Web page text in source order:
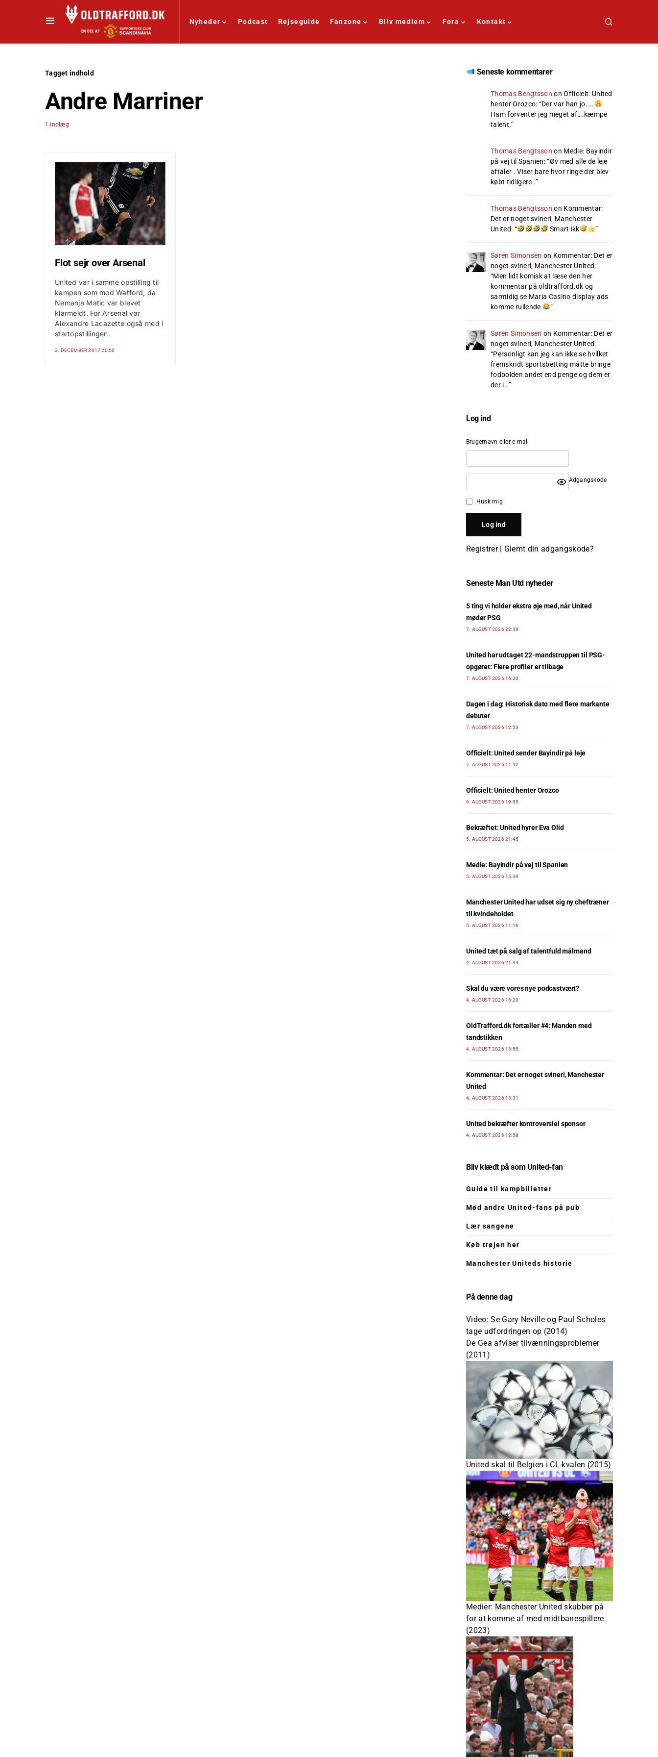
Nyheder Podcast Rejseguide Fanzone Bliv medlem Fora Kontakt
Tagget indhold
Andre Marriner
1 indlæg
Flot sejr over Arsenal
United var i samme opstilling til
kampen som mod Watford, da
Nemanja Matic var blevet
klarmeldt. For Arsenal var
Alexandre Lacazette også med i
startopstillingen.
2. DECEMBER 2017 20:50
Seneste kommentarer
Thomas Bengtsson onOfficielt: United
henter Orozco: “Der var han jo…..
Ham forventer jeg meget af….kæmpe
talent.”
Thomas Bengtsson on Medie: Bayindir
på vej til Spanien: “Øv med alle de leje
aftaler . Viser bare hvor ringe der blev
købt tidligere .”
Thomas Bengtsson on Kommentar:
Det er noget svineri, Manchester
United: “ Smart ikk ”
Søren Simonsen on Kommentar: Det er
noget svineri, Manchester United:
“Men lidt komisk at læse den her
kommentar på oldtrafford.dk og
samtidig se Maria Casino display ads
komme rullende
”
Søren Simonsen on Kommentar: Det er
noget svineri, Manchester United:
“Personligt kan jeg kan ikke se hvilket
fremskridt sportsbetting måtte bringe
fodbolden andet end penge og dem er
der i…”
Log ind
Brugernavn eller e-mail
Adgangskode
Husk mig
Registrer| Glemt din adgangskode?
Seneste Man Utd nyheder
5 ting vi holder ekstra øje med, når United
møder PSG
7. AUGUST 2026 22:39
United har udtaget 22-mandstruppen til PSG-
opgøret: Flere profiler er tilbage
7. AUGUST 2026 16:20
Dagen i dag: Historisk dato med flere markante
debuter
7. AUGUST 2026 12:53
Officielt: United sender Bayindir på leje
7. AUGUST 2026 11:12
Officielt: United henter Orozco
6. AUGUST 2026 19:55
Bekræftet: United hyrer Eva Olid
5. AUGUST 2026 21:45
Medie: Bayindir på vej til Spanien
5. AUGUST 2026 15:39
Manchester United har udset sig ny cheftræner
til kvindeholdet
5. AUGUST 2026 11:16
United tæt på salg af talentfuld målmand
4. AUGUST 2026 21:44
Skal du være vores nye podcastvært?
4. AUGUST 2026 16:20
OldTrafford.dk fortæller #4: Manden med
tandstikken
4. AUGUST 2026 13:55
Kommentar: Det er noget svineri, Manchester
United
4. AUGUST 2026 13:31
United bekræfter kontroversiel sponsor
4. AUGUST 2026 12:58
Bliv klædt på som United-fan
Guide til kampbilletter
Mød andre United-fans på pub
Lær sangene
Køb trøjen her
Manchester Uniteds historie
På denne dag
Video: Se Gary Neville og Paul Scholes
tage udfordringen op (2014)
De Gea afviser tilvænningsproblemer
(2011)
United skal til Belgien i CL-kvalen (2015)
Medier: Manchester United skubber på
for at komme af med midtbanespillere
(2023)